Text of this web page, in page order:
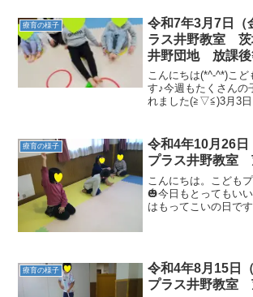
療育の様子
令和7年3月7日
ラス井野教室
井野団地 放課後
ス 児童発達 運
び ADHD 療育
こんにちは(*^-^*)こ
す♪今週もたくさんの
れました(≧▽≦)3月3
○自由遊び 今週も楽
療育の様子
令和4年10月26
プラス井野教室
こんにちは。こども
🎃今日もとってもい
はもってこいの日で
療育の様子
令和4年8月15日
プラス井野教室